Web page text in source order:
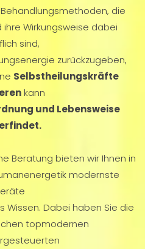
die
ihre Wirkungsweise dabei
sind,
zurückzugeben,
Selbstheilungskräfte
kann
und Lebensweise
Beratung bieten wir Ihnen in
modernste
Wissen. Dabei haben Sie die
topmodernen